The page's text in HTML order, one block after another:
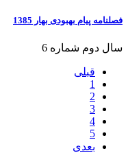
فصلنامه پیام بهبودی بهار 1385
سال دوم شماره 6
قبلی
1
2
3
4
5
بعدی